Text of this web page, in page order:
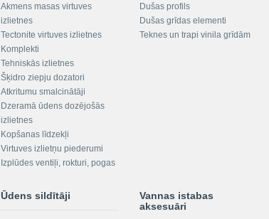
Akmens masas virtuves
izlietnes
Tectonite virtuves izlietnes
Komplekti
Tehniskās izlietnes
Šķidro ziepju dozatori
Atkritumu smalcinātāji
Dzeramā ūdens dozējošās
izlietnes
Kopšanas līdzekļi
Virtuves izlietņu piederumi
Izplūdes ventiļi, rokturi, pogas
Dušas profils
Dušas grīdas elementi
Teknes un trapi vinila grīdām
Ūdens sildītāji
Vannas istabas
aksesuāri